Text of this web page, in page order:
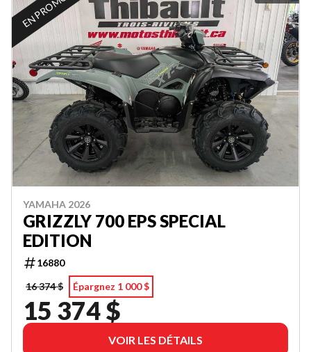
YAMAHA 2026
GRIZZLY 700 EPS SPECIAL
EDITION
16880
16 374 $
Épargnez 1 000 $
15 374 $
VOIR LES DÉTAILS